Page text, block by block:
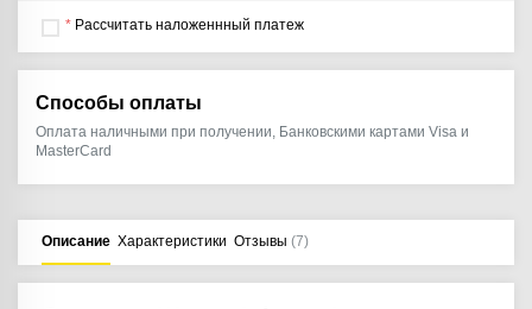
* Рассчитать наложеннный платеж
Способы оплаты
Оплата наличными при получении, Банковскими картами Visa и
MasterCard
Описание Характеристики Отзывы (7)